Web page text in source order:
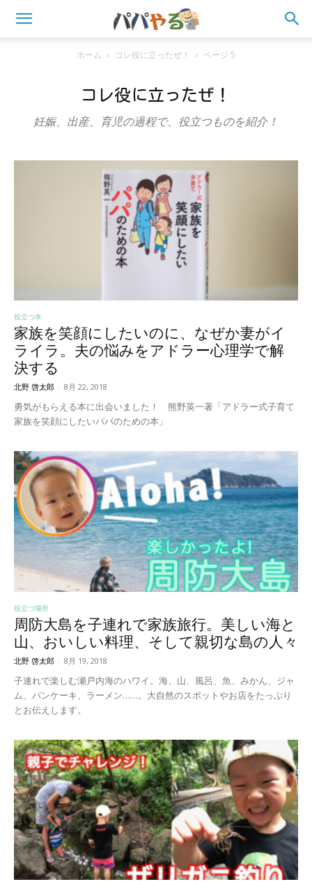
ホーム コレ役に立ったぜ！ ページ 5
コレ役に立ったぜ！
妊娠、出産、育児の過程で、役立つものを紹介！
役立つ本
家族を笑顔にしたいのに、なぜか妻がイ
ライラ。夫の悩みをアドラー心理学で解
決する
北野 啓太郎 - 8月 22, 2018
勇気がもらえる本に出会いました！ 熊野英一著「アドラー式子育て
家族を笑顔にしたいパパのための本」
役立つ場所
周防大島を子連れで家族旅行。美しい海と
山、おいしい料理、そして親切な島の人々
北野 啓太郎 - 8月 19, 2018
子連れで楽しむ瀬戸内海のハワイ。海、山、風呂、魚、みかん、ジャ
ム、パンケーキ、ラーメン……。大自然のスポットやお店をたっぷり
とお伝えします。